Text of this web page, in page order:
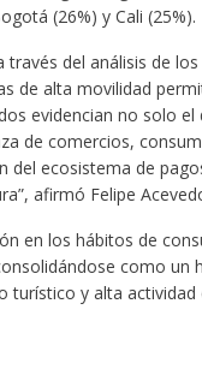
(26%) y Cali (25%).
través del análisis de
de alta movilidad
evidencian no solo
de comercios,
ecosistema de
afirmó Felipe
en los hábitos de
como un
turístico y alta actividad